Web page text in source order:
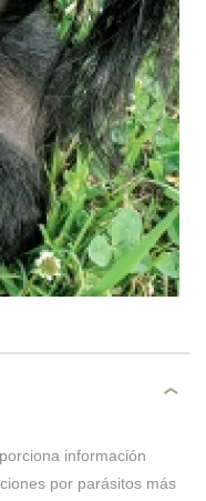
información
por parásitos más